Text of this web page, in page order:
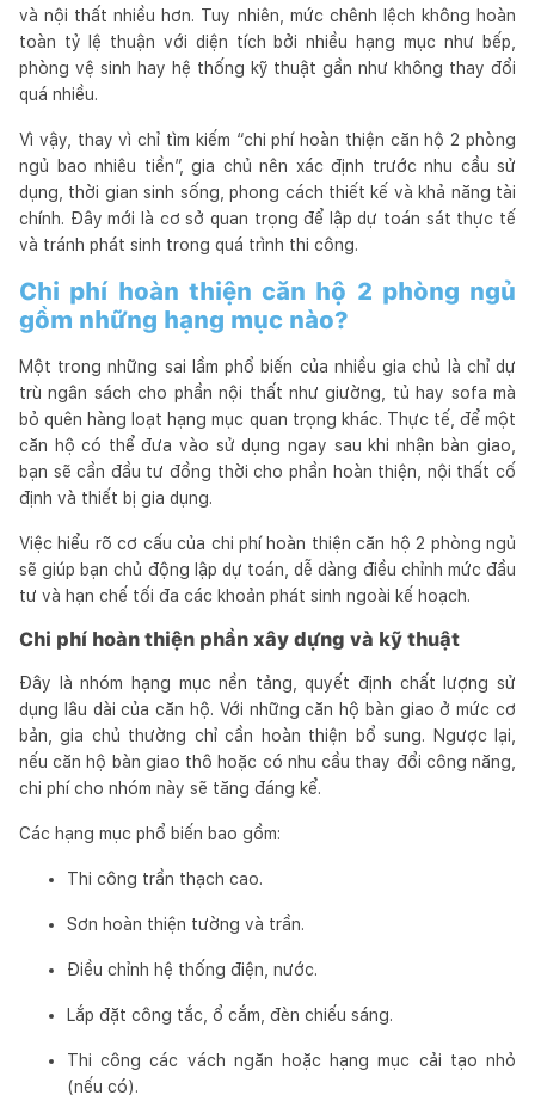
và nội thất nhiều hơn. Tuy nhiên, mức chênh lệch không hoàn
toàn tỷ lệ thuận với diện tích bởi nhiều hạng mục như bếp,
phòng vệ sinh hay hệ thống kỹ thuật gần như không thay đổi
quá nhiều.
Vì vậy, thay vì chỉ tìm kiếm “chi phí hoàn thiện căn hộ 2 phòng
ngủ bao nhiêu tiền”, gia chủ nên xác định trước nhu cầu sử
dụng, thời gian sinh sống, phong cách thiết kế và khả năng tài
chính. Đây mới là cơ sở quan trọng để lập dự toán sát thực tế
và tránh phát sinh trong quá trình thi công.
Chi phí hoàn thiện căn hộ 2 phòng ngủ
gồm những hạng mục nào?
Một trong những sai lầm phổ biến của nhiều gia chủ là chỉ dự
trù ngân sách cho phần nội thất như giường, tủ hay sofa mà
bỏ quên hàng loạt hạng mục quan trọng khác. Thực tế, để một
căn hộ có thể đưa vào sử dụng ngay sau khi nhận bàn giao,
bạn sẽ cần đầu tư đồng thời cho phần hoàn thiện, nội thất cố
định và thiết bị gia dụng.
Việc hiểu rõ cơ cấu của chi phí hoàn thiện căn hộ 2 phòng ngủ
sẽ giúp bạn chủ động lập dự toán, dễ dàng điều chỉnh mức đầu
tư và hạn chế tối đa các khoản phát sinh ngoài kế hoạch.
Chi phí hoàn thiện phần xây dựng và kỹ thuật
Đây là nhóm hạng mục nền tảng, quyết định chất lượng sử
dụng lâu dài của căn hộ. Với những căn hộ bàn giao ở mức cơ
bản, gia chủ thường chỉ cần hoàn thiện bổ sung. Ngược lại,
nếu căn hộ bàn giao thô hoặc có nhu cầu thay đổi công năng,
chi phí cho nhóm này sẽ tăng đáng kể.
Các hạng mục phổ biến bao gồm:
Thi công trần thạch cao.
Sơn hoàn thiện tường và trần.
Điều chỉnh hệ thống điện, nước.
Lắp đặt công tắc, ổ cắm, đèn chiếu sáng.
Thi công các vách ngăn hoặc hạng mục cải tạo nhỏ
(nếu có).